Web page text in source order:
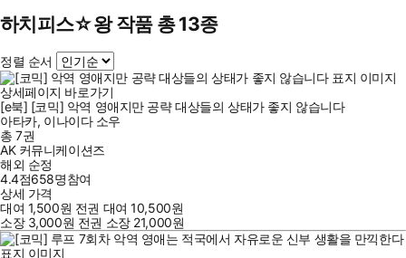
하치피스☆왕 작품 총 13종
정렬 순서
상세페이지 바로가기
[e북] [코믹] 악역 영애지만 공략 대상들의 상태가 좋지 않습니다
아타카, 이나이다 소우
총 7권
AK 커뮤니케이션즈
해외 순정
4.4점658명참여
상세 가격
대여 1,500원 전권 대여10,500원
소장 3,000원 전권 소장 21,000원